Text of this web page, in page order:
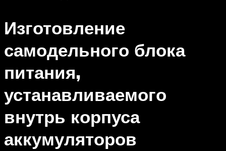
Изготовление
самодельного блока
питания,
устанавливаемого
внутрь корпуса
аккумуляторов